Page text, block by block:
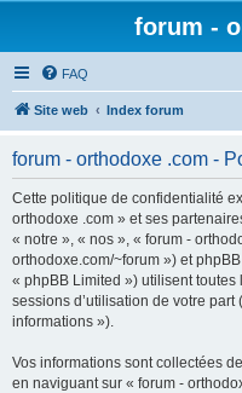
forum -
FAQ
Site web Index forum
forum - orthodoxe .com -
Cette politique de confidentialité
orthodoxe .com » et ses
« notre », « nos », « forum -
orthodoxe.com/~forum ») et
« phpBB Limited ») utilisent
sessions d’utilisation de votre
informations »).
Vos informations sont collectées
en naviguant sur « forum -